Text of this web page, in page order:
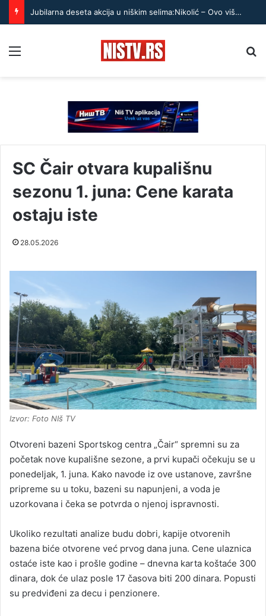
Jubilarna deseta akcija u niškim selima:Nikolić – Ovo više nisu samo kardiološki pregledi
SC Čair otvara kupališnu
sezonu 1. juna: Cene karata
ostaju iste
28.05.2026
Izvor: Foto NIš TV
Otvoreni bazeni Sportskog centra „Čair“ spremni su za
početak nove kupališne sezone, a prvi kupači očekuju se u
ponedeljak, 1. juna. Kako navode iz ove ustanove, završne
pripreme su u toku, bazeni su napunjeni, a voda je
uzorkovana i čeka se potvrda o njenoj ispravnosti.
Ukoliko rezultati analize budu dobri, kapije otvorenih
bazena biće otvorene već prvog dana juna. Cene ulaznica
ostaće iste kao i prošle godine – dnevna karta koštaće 300
dinara, dok će ulaz posle 17 časova biti 200 dinara. Popusti
su predviđeni za decu i penzionere.